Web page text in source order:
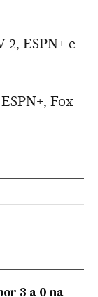
ESPN+ e
Fox
3 a 0 na